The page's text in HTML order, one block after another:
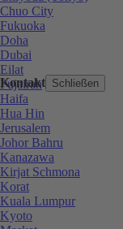
Kontakt Schließen
Chuo City
Fukuoka
Doha
Dubai
Eilat
Fujairah
Haifa
Hua Hin
Jerusalem
Johor Bahru
Kanazawa
Kirjat Schmona
Korat
Kuala Lumpur
Kyoto